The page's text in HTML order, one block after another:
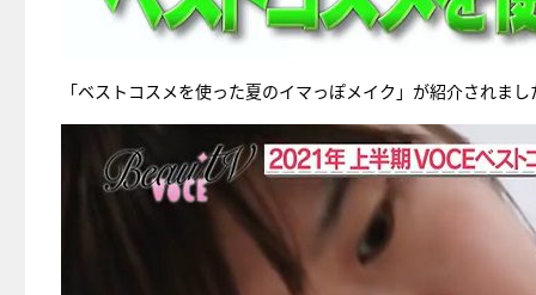
「ベストコスメを使った夏のイマっぽメイク」が紹介されまし